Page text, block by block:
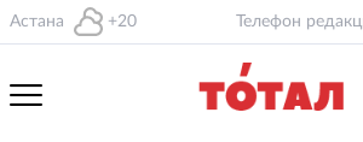
Астана +20 Телефон